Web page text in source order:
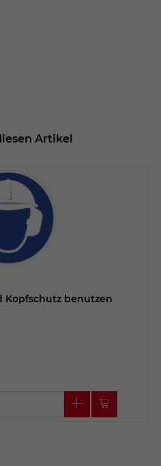
Artikel
Kopfschutz benutzen
sobald sich der Nutzer an
anmeldet. Dient zum
des Login Status.